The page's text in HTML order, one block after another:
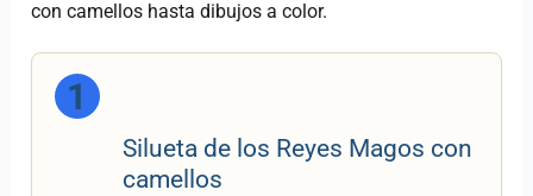
con camellos hasta dibujos a color.
1
Silueta de los Reyes Magos con
camellos